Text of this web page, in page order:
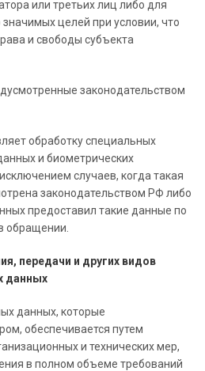
или третьих лиц либо для
целей при условии, что
и свободы субъекта
законодательством
обработку специальных
и биометрических
случаев, когда такая
законодательством РФ либо
предоставил такие данные по
обращении.
передачи и других видов
данных
данных, которые
обеспечивается путем
и технических мер,
в полном объеме требований